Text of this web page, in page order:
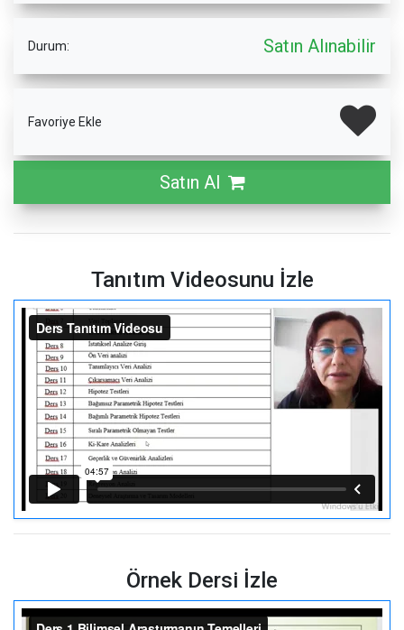
Durum: Satın Alınabilir
Favoriye Ekle
Satın Al
Tanıtım Videosunu İzle
Örnek Dersi İzle